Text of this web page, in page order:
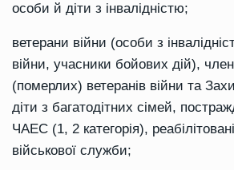
особи й діти з інвалідністю;
ветерани війни (особи з
війни, учасники бойових дій),
(померлих) ветеранів війни та
діти з багатодітних сімей,
ЧАЕС (1, 2 категорія),
військової служби;